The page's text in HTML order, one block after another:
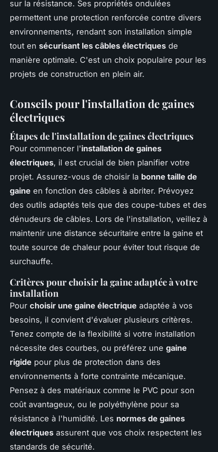
sur la résistance. Ses propriétés ondulées
permettent une protection renforcée contre divers
environnements, rendant son installation simple
tout en sécurisant les câbles électriques de
manière optimale. C'est un choix populaire pour les
projets de construction en plein air.
Conseils pour l'installation de gaines
électriques
Étapes de l'installation de gaines électriques
Pour commencer l'installation de gaines
électriques, il est crucial de bien planifier votre
projet. Assurez-vous de choisir la bonne taille de
gaine en fonction des câbles à abriter. Prévoyez
des outils adaptés tels que des coupe-tubes et des
dénudeurs de câbles. Lors de l'installation, veillez à
maintenir une distance sécuritaire entre la gaine et
toute source de chaleur pour éviter tout risque de
surchauffe.
Critères pour choisir la gaine adaptée à votre
installation
Pour choisir une gaine électrique adaptée à vos
besoins, il convient d'évaluer plusieurs critères.
Tenez compte de la flexibilité si votre installation
nécessite des courbes, ou préférez une gaine
rigide pour plus de protection dans des
environnements à forte contrainte mécanique.
Pensez à des matériaux comme le PVC pour son
coût avantageux, ou le polyéthylène pour sa
résistance à l'humidité. Les normes de gaines
électriques assurent que vos choix respectent les
standards de sécurité.